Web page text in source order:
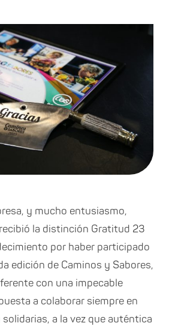
y mucho entusiasmo,
la distinción Gratitud 23
por haber participado
edición de Caminos y Sabores,
con una impecable
a colaborar siempre en
a la vez que auténtica